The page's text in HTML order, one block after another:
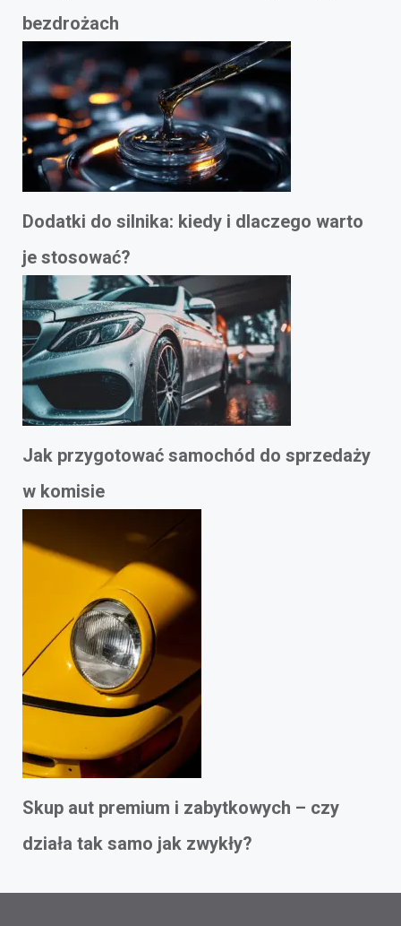
bezdrożach
Dodatki do silnika: kiedy i dlaczego warto
je stosować?
Jak przygotować samochód do sprzedaży
w komisie
Skup aut premium i zabytkowych – czy
działa tak samo jak zwykły?